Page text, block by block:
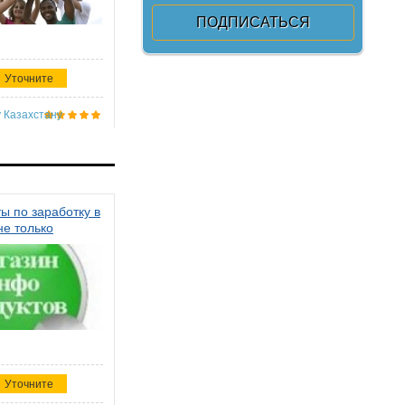
Уточните
Казахстану
по заработку в
только
Уточните